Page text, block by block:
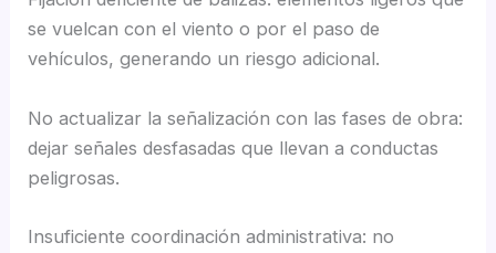
se vuelcan con el viento o por el paso de
vehículos, generando un riesgo adicional.
No actualizar la señalización con las fases de obra:
dejar señales desfasadas que llevan a conductas
peligrosas.
Insuficiente coordinación administrativa: no